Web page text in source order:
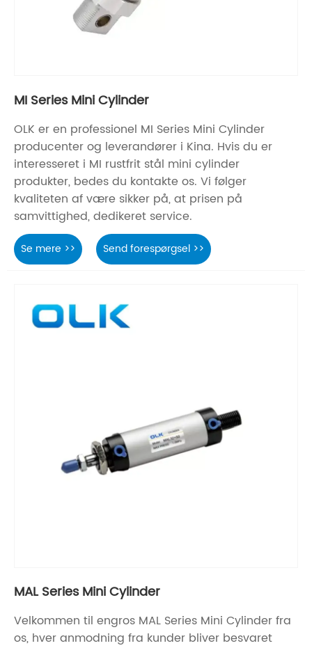
MI Series Mini Cylinder
OLK er en professionel MI Series Mini Cylinder
producenter og leverandører i Kina. Hvis du er
interesseret i MI rustfrit stål mini cylinder
produkter, bedes du kontakte os. Vi følger
kvaliteten af ​​være sikker på, at prisen på
samvittighed, dedikeret service.
Se mere >> Send forespørgsel >>
MAL Series Mini Cylinder
Velkommen til engros MAL Series Mini Cylinder fra
os, hver anmodning fra kunder bliver besvaret